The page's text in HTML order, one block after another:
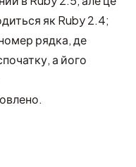
як Ruby 2.4;
рядка, де
а його